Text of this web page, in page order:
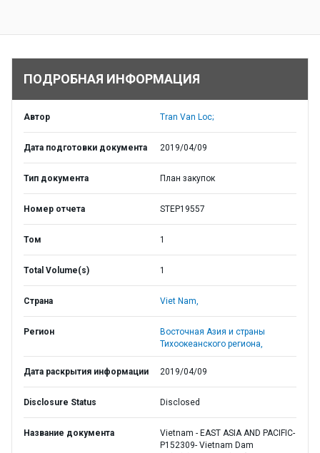
ПОДРОБНАЯ ИНФОРМАЦИЯ
Автор Tran Van Loc;
Дата подготовки документа 2019/04/09
Тип документа План закупок
Номер отчета STEP19557
Том 1
Total Volume(s) 1
Страна Viet Nam,
Регион
Восточная Азия и страны
Тихоокеанского региона,
Дата раскрытия информации 2019/04/09
Disclosure Status Disclosed
Название документа
Vietnam - EAST ASIA AND PACIFIC-
P152309- Vietnam Dam